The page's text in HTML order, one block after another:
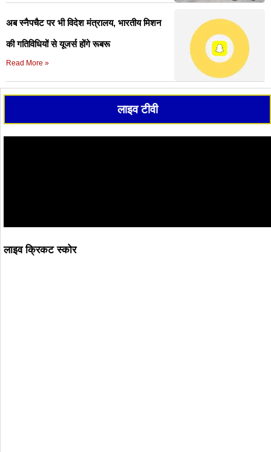
अब स्नैपचैट पर भी विदेश मंत्रालय, भारतीय मिशन
की गतिविधियों से यूजर्स होंगे रूबरू
Read More »
लाइव टीवी
लाइव क्रिकट स्कोर